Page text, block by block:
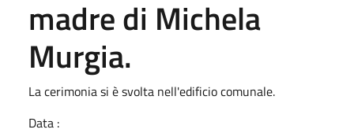
madre di Michela
Murgia.
La cerimonia si è svolta nell'edificio comunale.
Data :